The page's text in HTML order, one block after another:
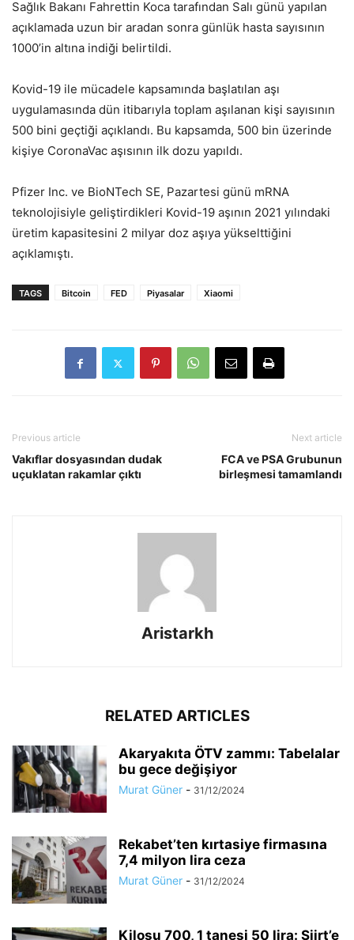
Sağlık Bakanı Fahrettin Koca tarafından Salı günü yapılan
açıklamada uzun bir aradan sonra günlük hasta sayısının
1000’in altına indiği belirtildi.
Kovid-19 ile mücadele kapsamında başlatılan aşı
uygulamasında dün itibarıyla toplam aşılanan kişi sayısının
500 bini geçtiği açıklandı. Bu kapsamda, 500 bin üzerinde
kişiye CoronaVac aşısının ilk dozu yapıldı.
Pfizer Inc. ve BioNTech SE, Pazartesi günü mRNA
teknolojisiyle geliştirdikleri Kovid-19 aşının 2021 yılındaki
üretim kapasitesini 2 milyar doz aşıya yükselttiğini
açıklamıştı.
TAGS Bitcoin FED Piyasalar Xiaomi
Previous article
Vakıflar dosyasından dudak
uçuklatan rakamlar çıktı
Next article
FCA ve PSA Grubunun
birleşmesi tamamlandı
Aristarkh
RELATED ARTICLES
Akaryakıta ÖTV zammı: Tabelalar
bu gece değişiyor
Murat Güner - 31/12/2024
Rekabet’ten kırtasiye firmasına
7,4 milyon lira ceza
Murat Güner - 31/12/2024
Kilosu 700, 1 tanesi 50 lira: Siirt’e